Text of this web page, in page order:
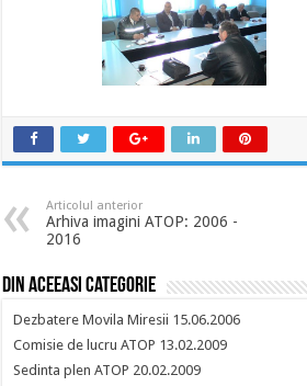
Articolul anterior
Arhiva imagini ATOP: 2006 -
2016
Din aceeasi categorie
Dezbatere Movila Miresii 15.06.2006
Comisie de lucru ATOP 13.02.2009
Sedinta plen ATOP 20.02.2009